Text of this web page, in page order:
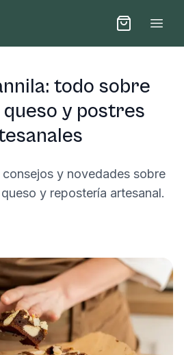
todo sobre
y postres
y novedades sobre
y repostería artesanal.